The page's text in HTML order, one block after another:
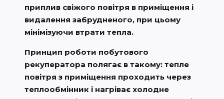
приплив свіжого повітря в приміщення і
видалення забрудненого, при цьому
мінімізуючи втрати тепла.
Принцип роботи побутового
рекуператора полягає в такому: тепле
повітря з приміщення проходить через
теплообмінник і нагріває холодне